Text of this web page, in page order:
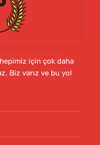
için çok daha
Biz varız ve bu yol